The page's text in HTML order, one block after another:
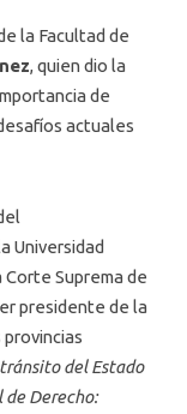
la Facultad de
, quien dio la
de
actuales
Universidad
Suprema de
presidente de la
del Estado
de Derecho: